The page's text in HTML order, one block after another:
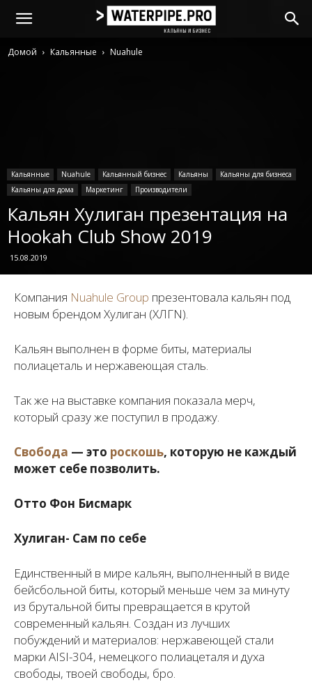
Домой Кальянные Nuahule
Кальянные Nuahule Кальянный бизнес Кальяны
Кальяны для бизнеса
Кальяны для дома
Маркетинг Производители
Кальян Хулиган презентация на
Hookah Club Show 2019
15.08.2019
Компания Nuahule Group презентовала кальян под
новым брендом Хулиган (ХЛГN).
Кальян выполнен в форме биты, материалы
полиацеталь и нержавеющая сталь.
Так же на выставке компания показала мерч,
который сразу же поступил в продажу.
Свобода — это роскошь, которую не каждый
может себе позволить.
Отто Фон Бисмарк
Хулиган- Сам по себе
Единственный в мире кальян, выполненный в виде
бейсбольной биты, который меньше чем за минуту
из брутальной биты превращается в крутой
современный кальян. Создан из лучших
побуждений и материалов: нержавеющей стали
марки AISI-304, немецкого полиацеталя и духа
свободы, твоей свободы, бро.